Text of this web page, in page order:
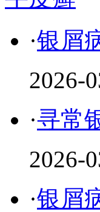
·银屑
2026-
·寻常
2026-
·银屑